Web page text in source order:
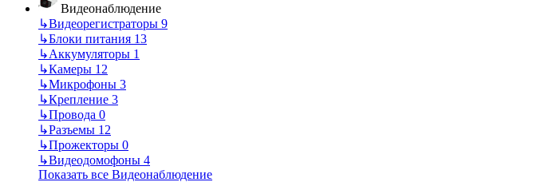
Видеонаблюдение
↳Видеорегистраторы 9
↳Блоки питания 13
↳Аккумуляторы 1
↳Камеры 12
↳Микрофоны 3
↳Крепление 3
↳Провода 0
↳Разъемы 12
↳Прожекторы 0
↳Видеодомофоны 4
Показать все Видеонаблюдение